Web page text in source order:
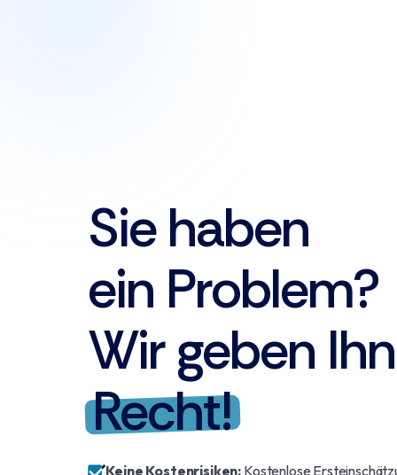
Sie haben
ein Problem?
Wir geben
Recht!
Keine Kostenrisiken: Kostenlose